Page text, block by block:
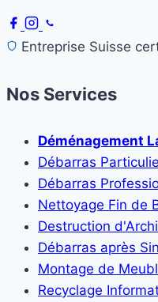
Entreprise Suisse
Nos Services
Déménagement
Débarras
Débarras
Nettoyage Fin de
Destruction
Débarras après
Montage de
Recyclage